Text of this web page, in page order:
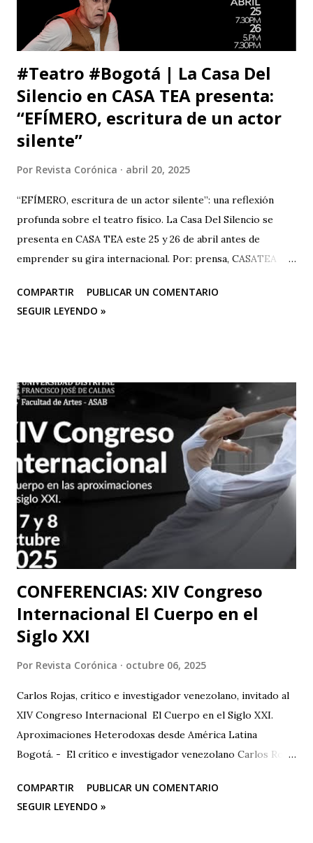
respeto. Así es como suele decirse, con educación? Pero, lo
que me ll...
#Teatro #Bogotá | La Casa Del
Silencio en CASA TEA presenta:
“EFÍMERO, escritura de un actor
silente”
Por Revista Corónica abril 20, 2025
“EFÍMERO, escritura de un actor silente”: una reflexión
profunda sobre el teatro físico. La Casa Del Silencio se
presenta en CASA TEA este 25 y 26 de abril antes de
emprender su gira internacional. Por: prensa, CASATEA
CASA TEA con sus últimas funciones este 25 y 26 de abril de
“Efímero”, La Casa del Silencio se embarcará en una gira
imborrable en todos los que la presencien." La Casa del
Silencio se embarcará nuevamente en una gira
internacional, llevando su importante trabajo de teatro
físico con funciones y seminarios a escenarios de Portugal
(dónde La Casa Del Silencio tiene una presencia significativa
ya que el teatro físico tiene un lugar muy importante en la
escena Portuguesa), posteriormente irán a Valencia y
Barcelona. Juan Carlos Agudelo P...
COMPARTIR
PUBLICAR UN COMENTARIO
SEGUIR LEYENDO »
CONFERENCIAS: XIV Congreso
Internacional El Cuerpo en el
Siglo XXI
Por Revista Corónica octubre 06, 2025
Carlos Rojas, crítico e investigador venezolano, invitado al
XIV Congreso Internacional El Cuerpo en el Siglo XXI.
Aproximaciones Heterodoxas desde América Latina
Bogotá. - El crítico e investigador venezolano Carlos Rojas
Experimental de las Artes (UNEARTE), de Venezuela, en la
nueva edición del XIV Congreso Internacional El Cuerpo en
COMPARTIR
PUBLICAR UN COMENTARIO
SEGUIR LEYENDO »